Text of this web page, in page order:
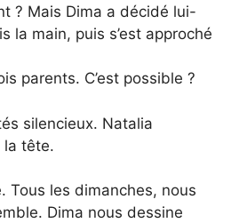
? Mais Dima a décidé lui-
la main, puis s’est approché
parents. C’est possible ?
silencieux. Natalia
la tête.
Tous les dimanches, nous
Dima nous dessine